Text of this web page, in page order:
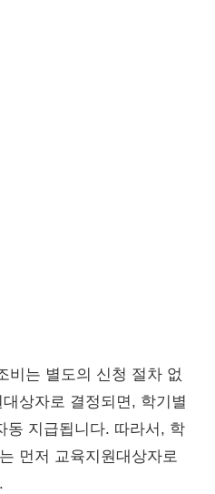
비는 별도의 신청 절차 없
상자로 결정되면, 학기별
동 지급됩니다. 따라서, 학
먼저 교육지원대상자로